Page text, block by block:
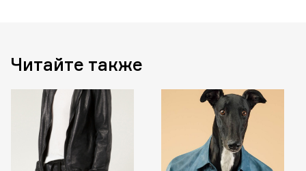
Читайте также